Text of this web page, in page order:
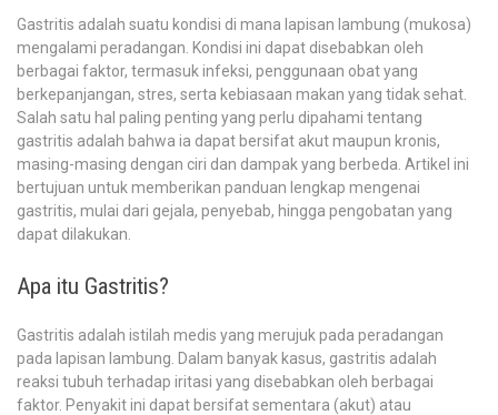
Gastritis adalah suatu kondisi di mana lapisan lambung (mukosa)
mengalami peradangan. Kondisi ini dapat disebabkan oleh
berbagai faktor, termasuk infeksi, penggunaan obat yang
berkepanjangan, stres, serta kebiasaan makan yang tidak sehat.
Salah satu hal paling penting yang perlu dipahami tentang
gastritis adalah bahwa ia dapat bersifat akut maupun kronis,
masing-masing dengan ciri dan dampak yang berbeda. Artikel ini
bertujuan untuk memberikan panduan lengkap mengenai
gastritis, mulai dari gejala, penyebab, hingga pengobatan yang
dapat dilakukan.
Apa itu Gastritis?
Gastritis adalah istilah medis yang merujuk pada peradangan
pada lapisan lambung. Dalam banyak kasus, gastritis adalah
reaksi tubuh terhadap iritasi yang disebabkan oleh berbagai
faktor. Penyakit ini dapat bersifat sementara (akut) atau